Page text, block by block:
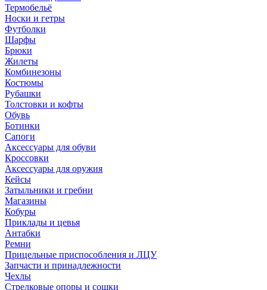
Термобельё
Носки и гетры
Футболки
Шарфы
Брюки
Жилеты
Комбинезоны
Костюмы
Рубашки
Толстовки и кофты
Обувь
Ботинки
Сапоги
Аксессуары для обуви
Кроссовки
Аксессуары для оружия
Кейсы
Затыльники и гребни
Магазины
Кобуры
Приклады и цевья
Антабки
Ремни
Прицельные приспособления и ЛЦУ
Запчасти и принадлежности
Чехлы
Стрелковые опоры и сошки